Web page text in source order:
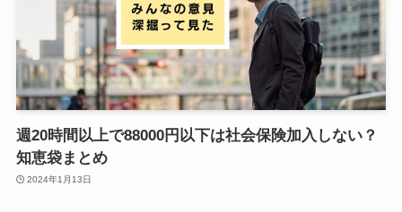
週20時間以上で88000円以下は社会保険加入しない？
知恵袋まとめ
2024年1月13日